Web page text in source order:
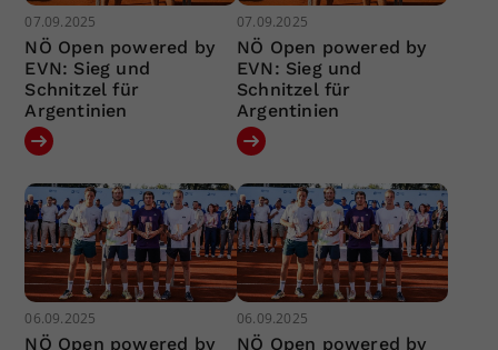
07.09.2025
NÖ Open powered by
EVN: Sieg und
Schnitzel für
Argentinien
07.09.2025
NÖ Open powered by
EVN: Sieg und
Schnitzel für
Argentinien
06.09.2025
NÖ Open powered by
06.09.2025
NÖ Open powered by